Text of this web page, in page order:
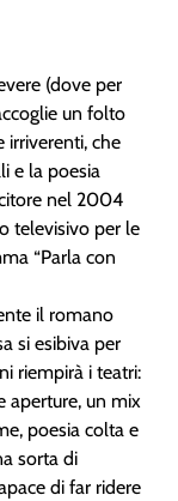
(dove per
un folto
irriverenti, che
e la poesia
nel 2004
televisivo per le
“Parla con
il romano
si esibiva per
riempirà i teatri:
aperture, un mix
poesia colta e
sorta di
di far ridere